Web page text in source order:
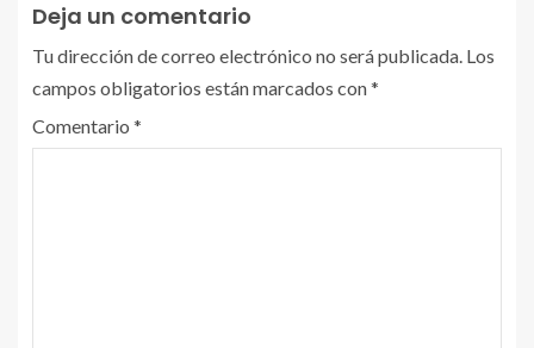
Deja un comentario
Tu dirección de correo electrónico no será publicada. Los
campos obligatorios están marcados con*
Comentario *